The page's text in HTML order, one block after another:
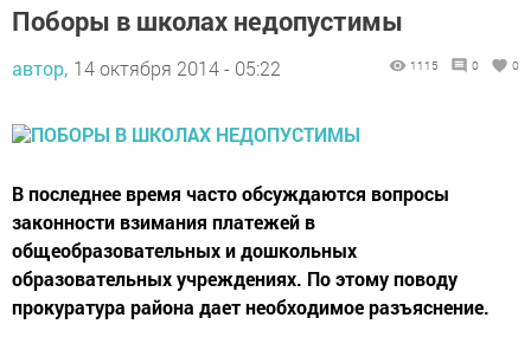
Поборы в школах недопустимы
автор, 14 октября 2014 - 05:22 1115 0 0
В последнее время часто обсуждаются вопросы
законности взимания платежей в
общеобразовательных и дошкольных
образовательных учреждениях. По этому поводу
прокуратура района дает необходимое разъяснение.